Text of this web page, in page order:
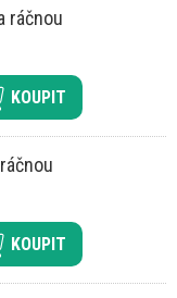
ráčnou
KOUPIT
KOUPIT